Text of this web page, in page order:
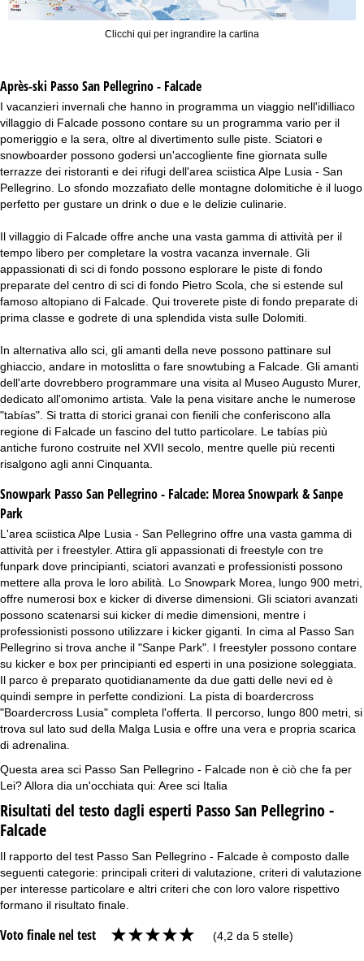
Clicchi qui per ingrandire la cartina
Après-ski Passo San Pellegrino - Falcade
I vacanzieri invernali che hanno in programma un viaggio nell'idilliaco
villaggio di Falcade possono contare su un programma vario per il
pomeriggio e la sera, oltre al divertimento sulle piste. Sciatori e
snowboarder possono godersi un'accogliente fine giornata sulle
terrazze dei ristoranti e dei rifugi dell'area sciistica Alpe Lusia - San
Pellegrino. Lo sfondo mozzafiato delle montagne dolomitiche è il luogo
perfetto per gustare un drink o due e le delizie culinarie.
Il villaggio di Falcade offre anche una vasta gamma di attività per il
tempo libero per completare la vostra vacanza invernale. Gli
appassionati di sci di fondo possono esplorare le piste di fondo
preparate del centro di sci di fondo Pietro Scola, che si estende sul
famoso altopiano di Falcade. Qui troverete piste di fondo preparate di
prima classe e godrete di una splendida vista sulle Dolomiti.
In alternativa allo sci, gli amanti della neve possono pattinare sul
ghiaccio, andare in motoslitta o fare snowtubing a Falcade. Gli amanti
dell'arte dovrebbero programmare una visita al Museo Augusto Murer,
dedicato all'omonimo artista. Vale la pena visitare anche le numerose
"tabías". Si tratta di storici granai con fienili che conferiscono alla
regione di Falcade un fascino del tutto particolare. Le tabías più
antiche furono costruite nel XVII secolo, mentre quelle più recenti
risalgono agli anni Cinquanta.
Snowpark Passo San Pellegrino - Falcade: Morea Snowpark & Sanpe
Park
L'area sciistica Alpe Lusia - San Pellegrino offre una vasta gamma di
attività per i freestyler. Attira gli appassionati di freestyle con tre
funpark dove principianti, sciatori avanzati e professionisti possono
mettere alla prova le loro abilità. Lo Snowpark Morea, lungo 900 metri,
offre numerosi box e kicker di diverse dimensioni. Gli sciatori avanzati
possono scatenarsi sui kicker di medie dimensioni, mentre i
professionisti possono utilizzare i kicker giganti. In cima al Passo San
Pellegrino si trova anche il "Sanpe Park". I freestyler possono contare
su kicker e box per principianti ed esperti in una posizione soleggiata.
Il parco è preparato quotidianamente da due gatti delle nevi ed è
quindi sempre in perfette condizioni. La pista di boardercross
"Boardercross Lusia" completa l'offerta. Il percorso, lungo 800 metri, si
trova sul lato sud della Malga Lusia e offre una vera e propria scarica
di adrenalina.
Questa area sci Passo San Pellegrino - Falcade non è ciò che fa per
Lei? Allora dia un'occhiata qui: Aree sci Italia
Risultati del testo dagli esperti Passo San Pellegrino -
Falcade
Il rapporto del test Passo San Pellegrino - Falcade è composto dalle
seguenti categorie: principali criteri di valutazione, criteri di valutazione
per interesse particolare e altri criteri che con loro valore rispettivo
formano il risultato finale.
Voto finale nel test (4,2 da 5 stelle)